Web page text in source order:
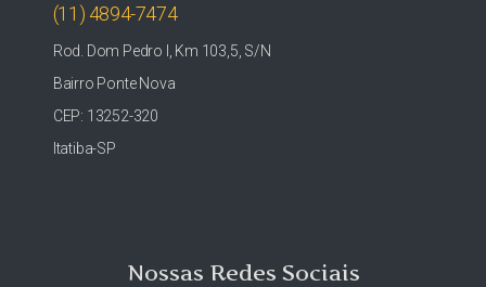
(11) 4894-7474
Rod. Dom Pedro I, Km 103,5, S/N
Bairro Ponte Nova
CEP: 13252-320
Itatiba-SP
Nossas Redes Sociais